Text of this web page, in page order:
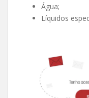
Água;
Líquidos